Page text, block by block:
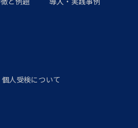
個人受検について